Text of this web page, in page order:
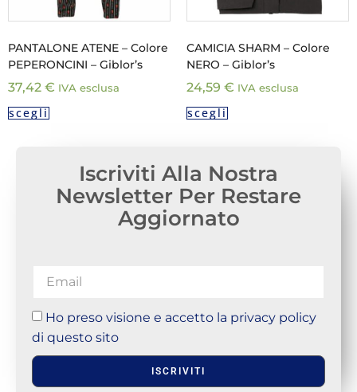
PANTALONE ATENE – Colore
PEPERONCINI – Giblor’s
37,42 € IVA esclusa
scegli
CAMICIA SHARM – Colore
NERO – Giblor’s
24,59 € IVA esclusa
scegli
Iscriviti Alla Nostra
Newsletter Per Restare
Aggiornato
Ho preso visione e accetto la privacy policy
di questo sito
ISCRIVITI